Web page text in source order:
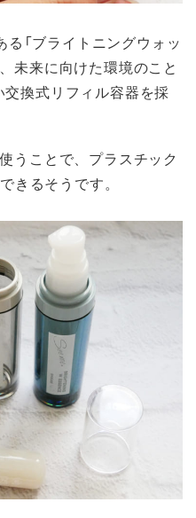
「ブライトニングウォッ
未来に向けた環境のこと
換式リフィル容器を採
うことで、プラスチック
きるそうです。